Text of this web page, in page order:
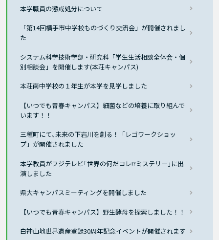
本学職員の懲戒処分について
「第14回横手市中学校ものづくり交流会」が開催されまし
た
システム科学技術学部・研究科「学生生活相談全体会・個
別相談会」を開催します(本荘キャンパス)
本荘南中学校の１年生が本学を見学しました
【いつでも青春キャンパス】細菌などの培養に取り組んで
います！！
三種町にて､未来の下岩川を創る！「レゴワークショッ
プ」が開催されました
本学教員がフジテレビ｢世界の何だコレ!?ミステリー｣に出
演しました
県大キャンパスミーティングを開催しました
【いつでも青春キャンパス】野生酵母を探索しました！！
白神山地世界遺産登録30周年記念イベントが開催されます